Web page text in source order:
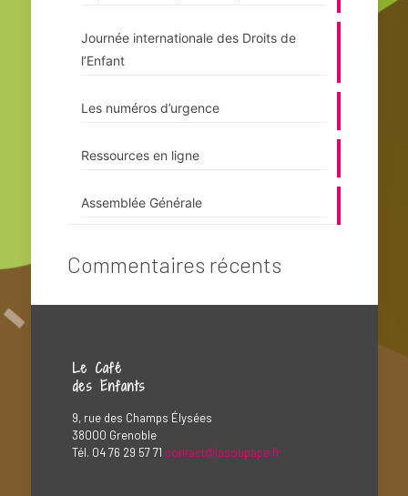
Journée internationale des Droits de
l’Enfant
Les numéros d’urgence
Ressources en ligne
Assemblée Générale
Commentaires récents
Le Café
des Enfants
9, rue des Champs Élysées
38000 Grenoble
Tél. 04 76 29 57 71 contact@lasoupape.fr